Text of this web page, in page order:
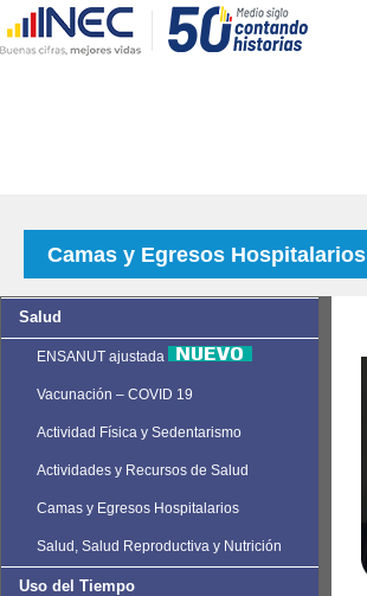
Camas y Egresos Hospitalarios
Salud
ENSANUT ajustada
Vacunación – COVID 19
Actividad Física y Sedentarismo
Actividades y Recursos de Salud
Camas y Egresos Hospitalarios
Salud, Salud Reproductiva y Nutrición
Uso del Tiempo